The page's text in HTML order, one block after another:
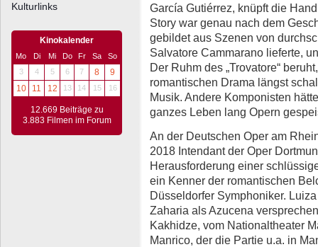
Kulturlinks
Kinokalender
Mo Di Mi Do Fr Sa
So
3
4 5 6 7 8
9
10
11 12 13 14 15 16
12.669 Beiträge zu
3.883 Filmen im Forum
García Gutiérrez, knüpft die
Story war genau nach dem
gebildet aus Szenen von
Salvatore Cammarano lieferte,
Der Ruhm des „Trovatore“
romantischen Drama längst
Musik. Andere Komponisten
ganzes Leben lang Opern
An der Deutschen Oper am
2018 Intendant der Oper
Herausforderung einer
ein Kenner der romantischen
Düsseldorfer Symphoniker.
Zaharia als Azucena
Kakhidze, vom Nationaltheater
Manrico, der die Partie u.a. in